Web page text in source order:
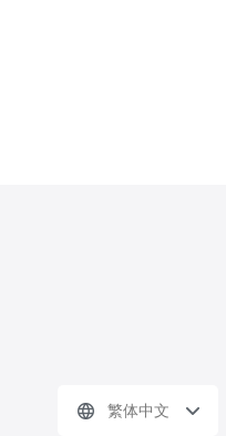
繁体中文